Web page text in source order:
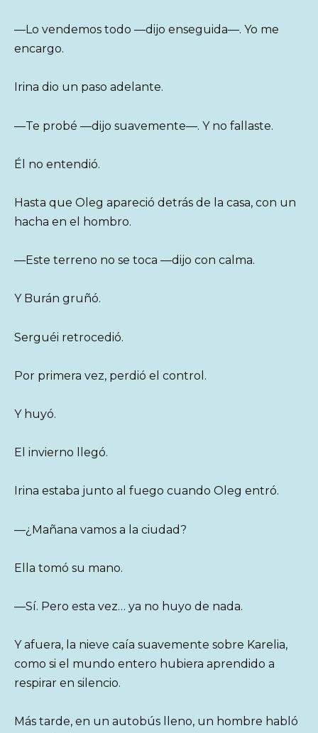
—Lo vendemos todo —dijo enseguida—. Yo me
encargo.
Irina dio un paso adelante.
—Te probé —dijo suavemente—. Y no fallaste.
Él no entendió.
Hasta que Oleg apareció detrás de la casa, con un
hacha en el hombro.
—Este terreno no se toca —dijo con calma.
Y Burán gruñó.
Serguéi retrocedió.
Por primera vez, perdió el control.
Y huyó.
El invierno llegó.
Irina estaba junto al fuego cuando Oleg entró.
—¿Mañana vamos a la ciudad?
Ella tomó su mano.
—Sí. Pero esta vez… ya no huyo de nada.
Y afuera, la nieve caía suavemente sobre Karelia,
como si el mundo entero hubiera aprendido a
respirar en silencio.
Más tarde, en un autobús lleno, un hombre habló